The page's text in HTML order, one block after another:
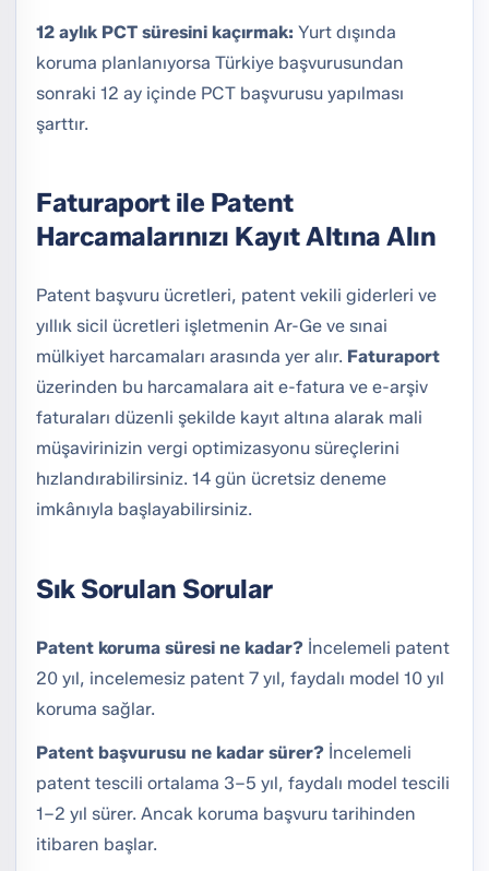
12 aylık PCT süresini kaçırmak: Yurt dışında
koruma planlanıyorsa Türkiye başvurusundan
sonraki 12 ay içinde PCT başvurusu yapılması
şarttır.
Faturaport ile Patent
Harcamalarınızı Kayıt Altına Alın
Patent başvuru ücretleri, patent vekili giderleri ve
yıllık sicil ücretleri işletmenin Ar-Ge ve sınai
mülkiyet harcamaları arasında yer alır. Faturaport
üzerinden bu harcamalara ait e-fatura ve e-arşiv
faturaları düzenli şekilde kayıt altına alarak mali
müşavirinizin vergi optimizasyonu süreçlerini
hızlandırabilirsiniz. 14 gün ücretsiz deneme
imkânıyla başlayabilirsiniz.
Sık Sorulan Sorular
Patent koruma süresi ne kadar? İncelemeli patent
20 yıl, incelemesiz patent 7 yıl, faydalı model 10 yıl
koruma sağlar.
Patent başvurusu ne kadar sürer? İncelemeli
patent tescili ortalama 3–5 yıl, faydalı model tescili
1–2 yıl sürer. Ancak koruma başvuru tarihinden
itibaren başlar.